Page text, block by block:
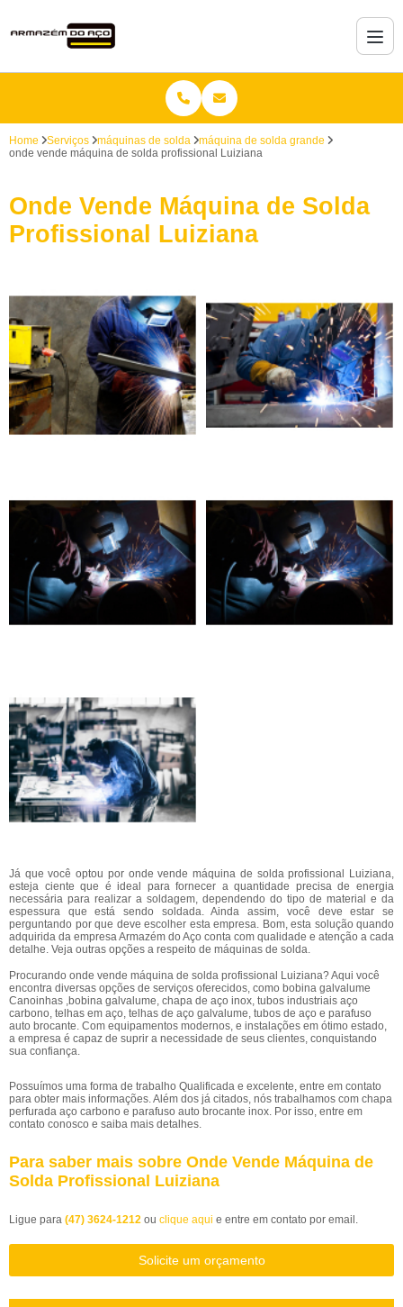
Home Serviços máquinas de solda
máquina de solda grande
onde vende máquina de solda profissional Luiziana
Onde Vende Máquina de Solda
Profissional Luiziana
Já que você optou por onde vende máquina de solda profissional Luiziana,
esteja ciente que é ideal para fornecer a quantidade precisa de energia
necessária para realizar a soldagem, dependendo do tipo de material e da
espessura que está sendo soldada. Ainda assim, você deve estar se
perguntando por que deve escolher esta empresa. Bom, esta solução quando
adquirida da empresa Armazém do Aço conta com qualidade e atenção a cada
detalhe. Veja outras opções a respeito de máquinas de solda.
Procurando onde vende máquina de solda profissional Luiziana? Aqui você
encontra diversas opções de serviços oferecidos, como bobina galvalume
Canoinhas ,bobina galvalume, chapa de aço inox, tubos industriais aço
carbono, telhas em aço, telhas de aço galvalume, tubos de aço e parafuso
auto brocante. Com equipamentos modernos, e instalações em ótimo estado,
a empresa é capaz de suprir a necessidade de seus clientes, conquistando
sua confiança.
Possuímos uma forma de trabalho Qualificada e excelente, entre em contato
para obter mais informações. Além dos já citados, nós trabalhamos com chapa
perfurada aço carbono e parafuso auto brocante inox. Por isso, entre em
contato conosco e saiba mais detalhes.
Para saber mais sobre Onde Vende Máquina de
Solda Profissional Luiziana
Ligue para (47) 3624-1212 ou clique aqui e entre em contato por email.
Solicite um orçamento